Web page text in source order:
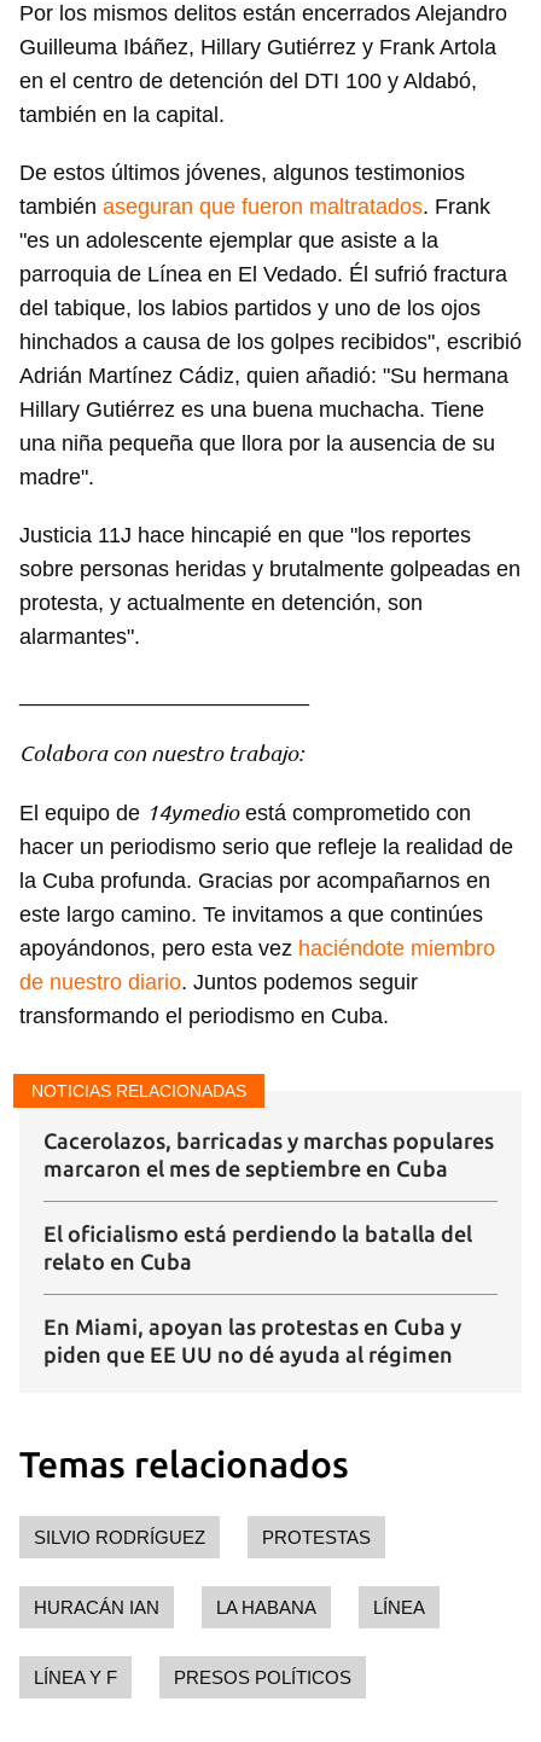
Guardar como favorito
Para poder guardar como favorito, primero has de
iniciar sesión con tu cuenta de 14ymedio.
INICIAR SESIÓN CANCELAR
Por los mismos delitos están encerrados Alejandro
Guilleuma Ibáñez, Hillary Gutiérrez y Frank Artola
en el centro de detención del DTI 100 y Aldabó,
también en la capital.
De estos últimos jóvenes, algunos testimonios
también aseguran que fueron maltratados. Frank
"es un adolescente ejemplar que asiste a la
parroquia de Línea en El Vedado. Él sufrió fractura
del tabique, los labios partidos y uno de los ojos
hinchados a causa de los golpes recibidos", escribió
Adrián Martínez Cádiz, quien añadió: "Su hermana
Hillary Gutiérrez es una buena muchacha. Tiene
una niña pequeña que llora por la ausencia de su
madre".
Justicia 11J hace hincapié en que "los reportes
sobre personas heridas y brutalmente golpeadas en
protesta, y actualmente en detención, son
alarmantes".
Colabora con nuestro trabajo:
El equipo de 14ymedioestá comprometido con
hacer un periodismo serio que refleje la realidad de
la Cuba profunda. Gracias por acompañarnos en
este largo camino. Te invitamos a que continúes
apoyándonos, pero esta vez haciéndote miembro
de nuestro diario. Juntos podemos seguir
transformando el periodismo en Cuba.
NOTICIAS RELACIONADAS
Cacerolazos, barricadas y marchas populares
marcaron el mes de septiembre en Cuba
El oficialismo está perdiendo la batalla del
relato en Cuba
En Miami, apoyan las protestas en Cuba y
piden que EE UU no dé ayuda al régimen
Temas relacionados
SILVIO RODRÍGUEZ PROTESTAS
HURACÁN IAN LA HABANA LÍNEA
LÍNEA Y F PRESOS POLÍTICOS